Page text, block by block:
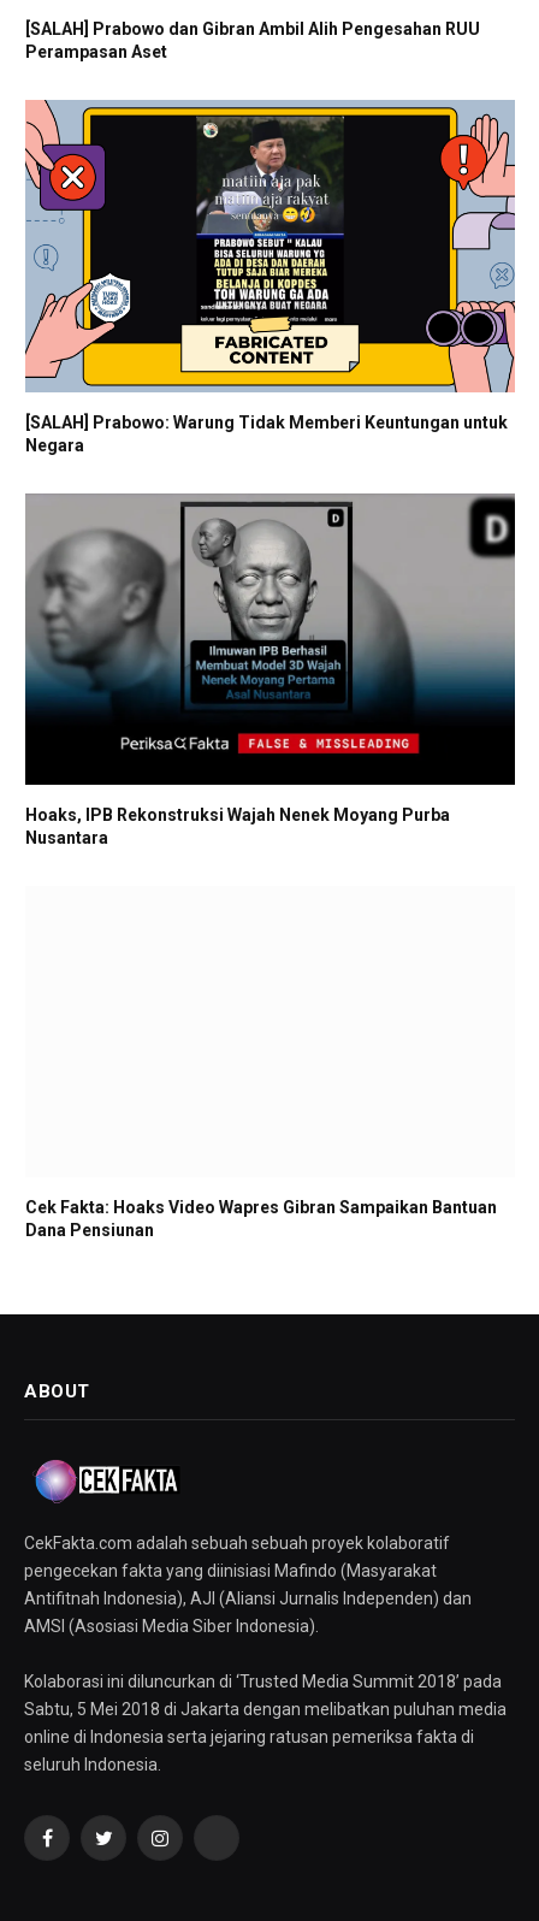
[SALAH] Prabowo dan Gibran Ambil Alih Pengesahan RUU
Perampasan Aset
[SALAH] Prabowo: Warung Tidak Memberi Keuntungan untuk
Negara
Hoaks, IPB Rekonstruksi Wajah Nenek Moyang Purba
Nusantara
Cek Fakta: Hoaks Video Wapres Gibran Sampaikan Bantuan
Dana Pensiunan
ABOUT
CekFakta.com adalah sebuah sebuah proyek kolaboratif
pengecekan fakta yang diinisiasi Mafindo (Masyarakat
Antifitnah Indonesia), AJI (Aliansi Jurnalis Independen) dan
AMSI (Asosiasi Media Siber Indonesia).
Kolaborasi ini diluncurkan di ‘Trusted Media Summit 2018’ pada
Sabtu, 5 Mei 2018 di Jakarta dengan melibatkan puluhan media
online di Indonesia serta jejaring ratusan pemeriksa fakta di
seluruh Indonesia.
FacebookTwitterInstagramYouTube